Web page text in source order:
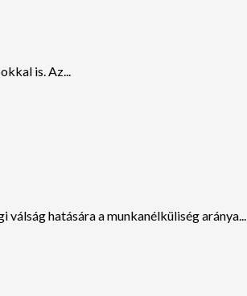
is. Az...
hatására a munkanélküliség aránya...